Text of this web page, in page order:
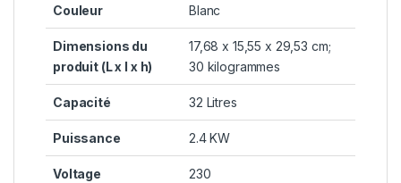
Couleur ‎Blanc
Dimensions du
produit (L x l x h)
‎17,68 x 15,55 x 29,53 cm;
30 kilogrammes
Capacité ‎32 Litres
Puissance ‎2.4 KW
Voltage ‎230